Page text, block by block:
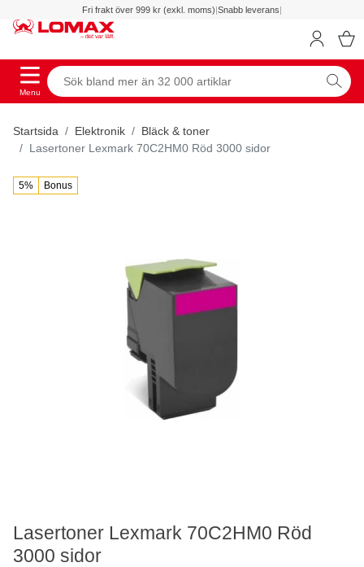
Fri frakt över 999 kr (exkl. moms)|Snabb leverans|
Menu
Startsida Elektronik
Bläck & toner
Lasertoner Lexmark 70C2HM0 Röd 3000 sidor
5% Bonus
Lasertoner Lexmark 70C2HM0 Röd
3000 sidor